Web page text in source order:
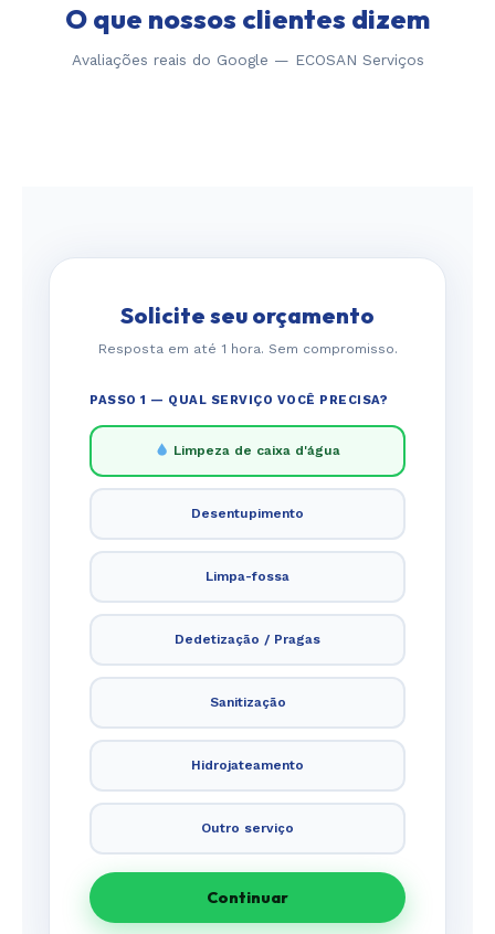
O que nossos clientes dizem
Avaliações reais do Google — ECOSAN Serviços
Solicite seu orçamento
Resposta em até 1 hora. Sem compromisso.
PASSO 1 — QUAL SERVIÇO VOCÊ PRECISA?
Limpeza de caixa d'água
Desentupimento
Limpa-fossa
Dedetização / Pragas
Sanitização
Hidrojateamento
Outro serviço
Continuar